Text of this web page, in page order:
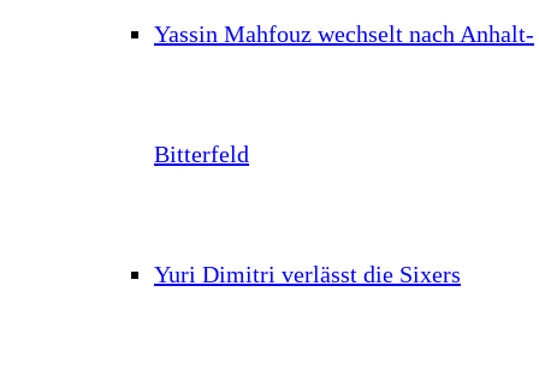
Yassin Mahfouz wechselt nach Anhalt-
Bitterfeld
Yuri Dimitri verlässt die Sixers